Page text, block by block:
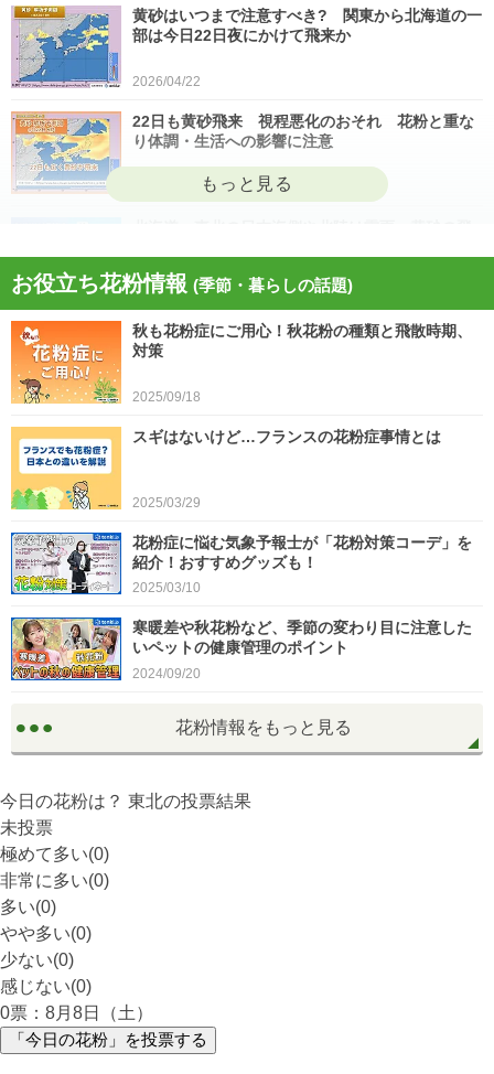
黄砂はいつまで注意すべき? 関東から北海道の一
部は今日22日夜にかけて飛来か
2026/04/22
22日も黄砂飛来 視程悪化のおそれ 花粉と重な
り体調・生活への影響に注意
2026/04/21
今日21日は黄砂が広く飛来 花粉とのダブル影響
に注意 症状悪化や洗濯物など対策を
2026/04/21
スギ、ヒノキ花粉シーズン終了へ 東京の飛散量
お役立ち花粉情報 (季節・暮らしの話題)
秋も花粉症にご用心！秋花粉の種類と飛散時期、
対策
2025/09/18
スギはないけど…フランスの花粉症事情とは
2025/03/29
花粉症に悩む気象予報士が「花粉対策コーデ」を
紹介！おすすめグッズも！
2025/03/10
寒暖差や秋花粉など、季節の変わり目に注意した
いペットの健康管理のポイント
2024/09/20
花粉情報をもっと見る
今日の花粉は？ 東北の投票結果
未投票
極めて多い(0)
非常に多い(0)
多い(0)
やや多い(0)
少ない(0)
感じない(0)
0票：8月8日（土）
「今日の花粉」を投票する